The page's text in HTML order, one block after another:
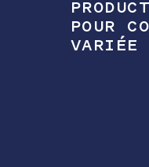
POUR
VARIÉE